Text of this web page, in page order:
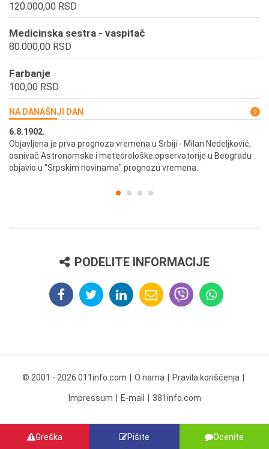
120.000,00 RSD
Medicinska sestra - vaspitač
80.000,00 RSD
Farbanje
100,00 RSD
NA DANAŠNJI DAN
6.8.1902.
Objavljena je prva prognoza vremena u Srbiji - Milan Nedeljković,
osnivač Astronomske i meteorološke opservatorije u Beogradu
objavio u "Srpskim novinama" prognozu vremena.
PODELITE INFORMACIJE
Greška Pišite Ocenite
© 2001 - 2026 011info.com O nama Pravila korišćenja
Impressum E-mail 381info.com